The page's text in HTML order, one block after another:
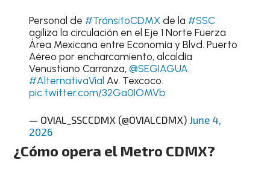
Personal de #TránsitoCDMXde la #SSC
agiliza la circulación en el Eje 1 Norte Fuerza
Área Mexicana entre Economía y Blvd. Puerto
Aéreo por encharcamiento, alcaldía
Venustiano Carranza, @SEGIAGUA.
#AlternativaVial Av. Texcoco.
pic.twitter.com/32Ga0IOMVb
— OVIAL_SSCCDMX (@OVIALCDMX) June 4,
2026
¿Cómo opera el Metro CDMX?